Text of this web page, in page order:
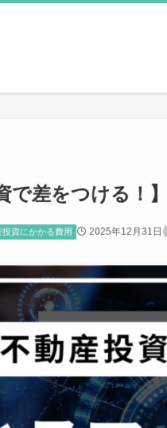
で差をつける！
投資にかかる費用 2025年12月31日